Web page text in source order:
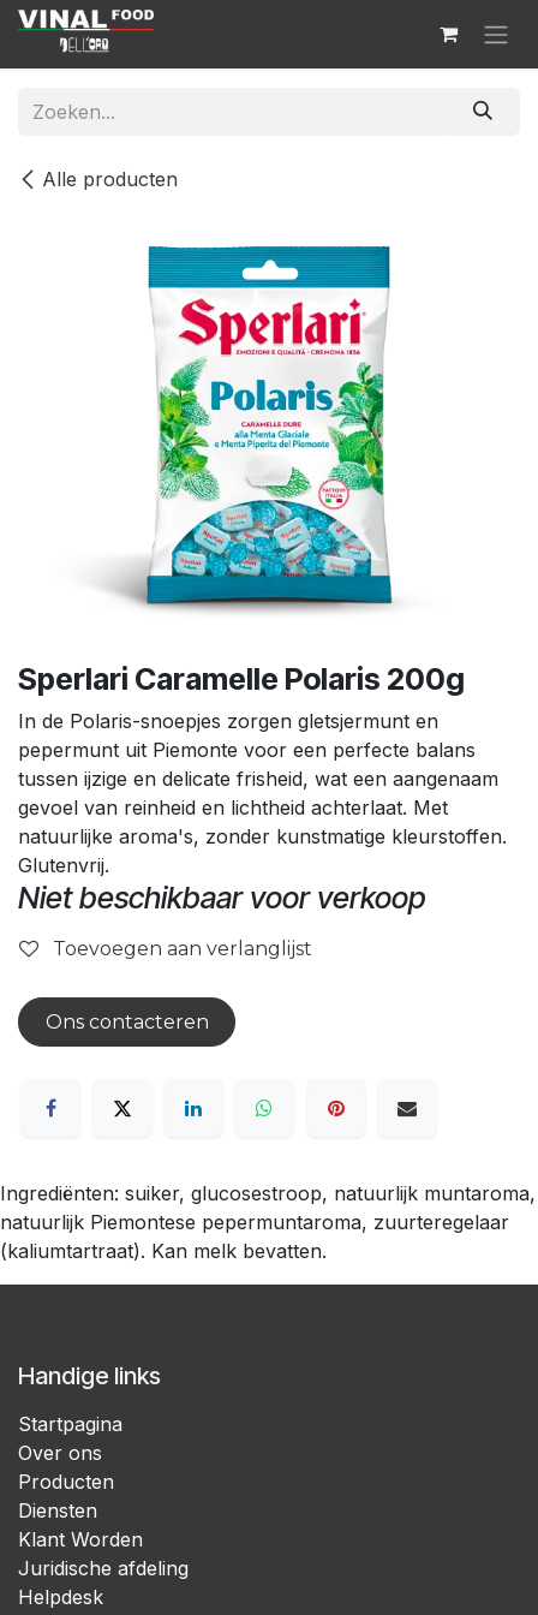
Overslaan naar inhoud
Alle producten
Sperlari Caramelle Polaris 200g
In de Polaris-snoepjes zorgen gletsjermunt en
pepermunt uit Piemonte voor een perfecte balans
tussen ijzige en delicate frisheid, wat een aangenaam
gevoel van reinheid en lichtheid achterlaat. Met
natuurlijke aroma's, zonder kunstmatige kleurstoffen.
Glutenvrij.
Niet beschikbaar voor verkoop
Toevoegen aan verlanglijst
Ons contacteren
Ingrediënten: suiker, glucosestroop, natuurlijk muntaroma,
natuurlijk Piemontese pepermuntaroma, zuurteregelaar
(kaliumtartraat). Kan melk bevatten.
Handige links
Startpagina
Over ons
Producten
Diensten
Klant Worden
Juridische afdeling
Helpdesk